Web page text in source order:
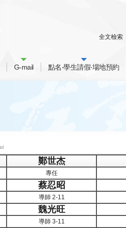
全文檢索
G-mail 點名‧學生請假‧場地預約
鄭世杰
專任
蔡忍昭
導師 2-11
魏光旺
導師 3-11